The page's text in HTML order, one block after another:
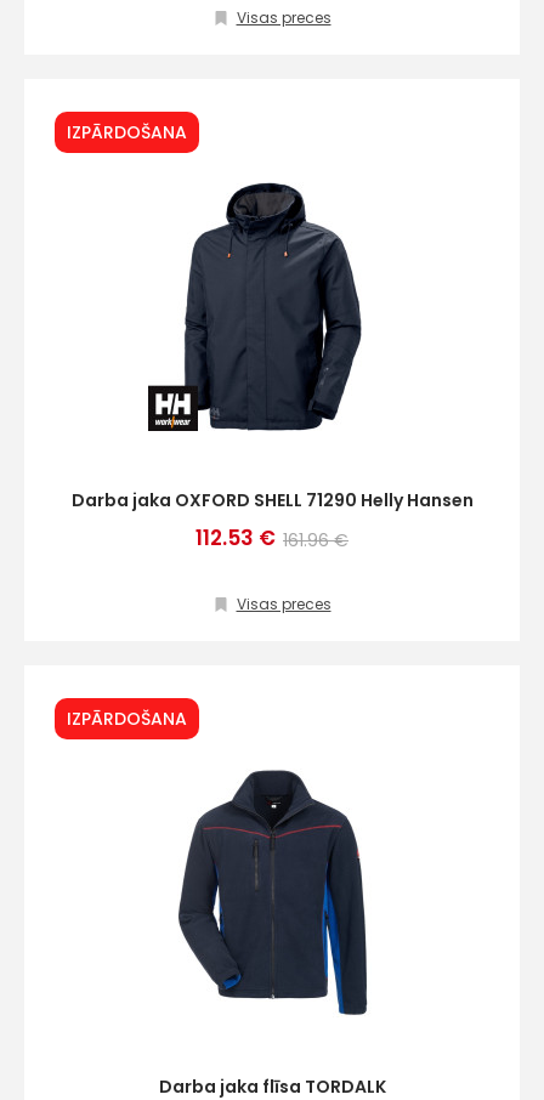
Visas preces
IZPĀRDOŠANA
Darba jaka OXFORD SHELL 71290 Helly Hansen
112.53 € 161.96 €
Visas preces
IZPĀRDOŠANA
Darba jaka flīsa TORDALK